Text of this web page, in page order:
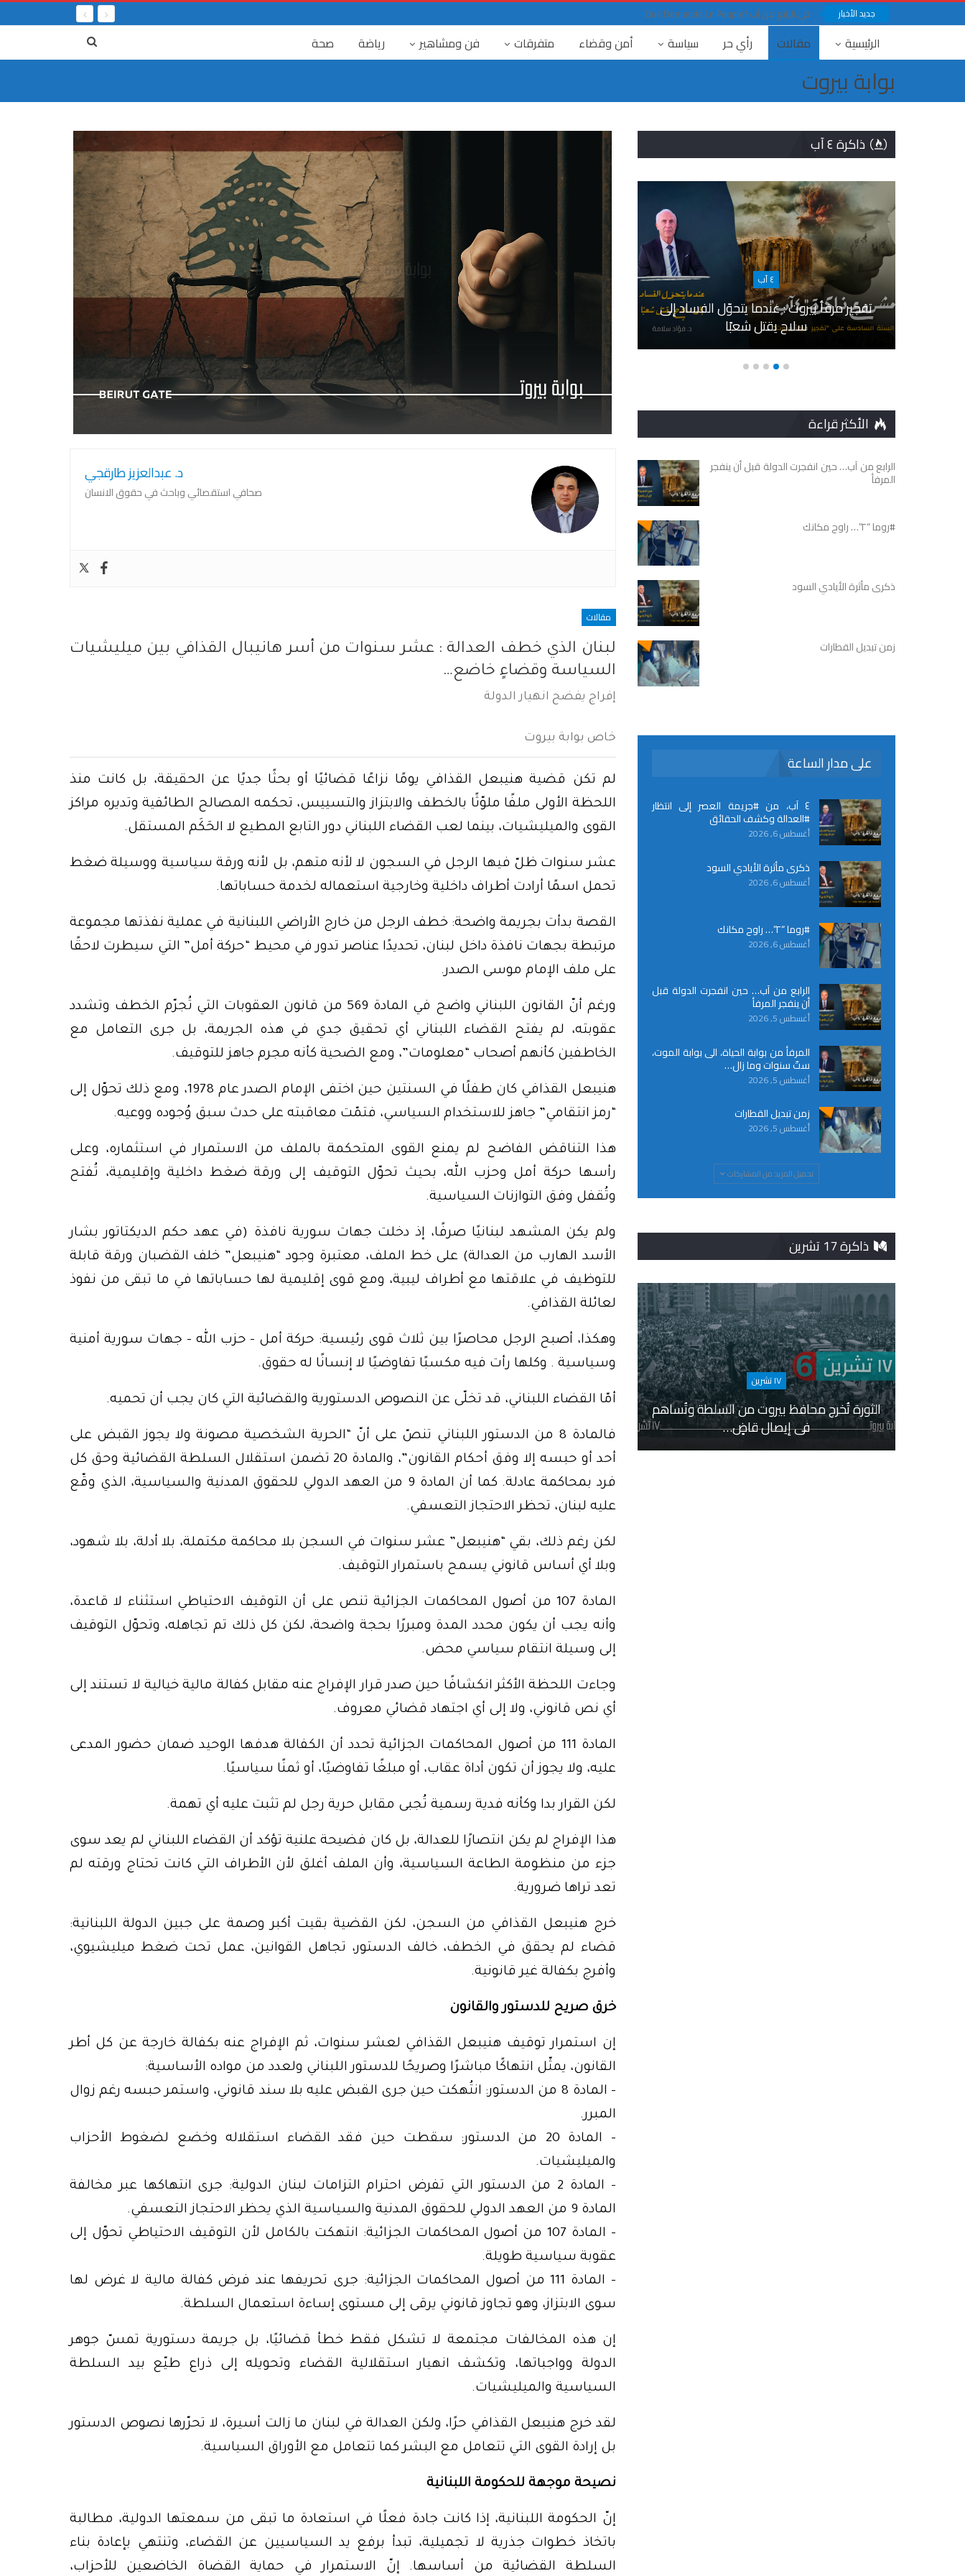
جديد الأخبار في الرابع من آب ?Que Demande Le Peuple
الرئيسية مقالات رأي حر سياسة أمن وقضاء متفرقات فن ومشاهير رياضة صحة
بوابة بيروت
د. عبدالعزيز طارقجي
صحافي استقصائي وباحث في حقوق الانسان
مقالات
لبنان الذي خطف العدالة : عشر سنوات من أسر هانيبال القذافي بين ميليشيات
السياسة وقضاءٍ خاضع…
إفراج يفضح انهيار الدولة
خاص بوابة بيروت
لم تكن قضية هنيبعل القذافي يومًا نزاعًا قضائيًا أو بحثًا جديًا عن الحقيقة، بل كانت منذ
اللحظة الأولى ملفًا ملوّثًا بالخطف والابتزاز والتسييس، تحكمه المصالح الطائفية وتديره مراكز
القوى والميليشيات، بينما لعب القضاء اللبناني دور التابع المطيع لا الحَكَم المستقل.
عشر سنوات ظلّ فيها الرجل في السجون لا لأنه متهم، بل لأنه ورقة سياسية ووسيلة ضغط
تحمل اسمًا أرادت أطراف داخلية وخارجية استعماله لخدمة حساباتها.
القصة بدأت بجريمة واضحة: خطف الرجل من خارج الأراضي اللبنانية في عملية نفذتها مجموعة
مرتبطة بجهات نافذة داخل لبنان، تحديدًا عناصر تدور في محيط “حركة أمل” التي سيطرت لاحقًا
على ملف الإمام موسى الصدر.
ورغم أنّ القانون اللبناني واضح في المادة 569 من قانون العقوبات التي تُجرّم الخطف وتشدد
عقوبته، لم يفتح القضاء اللبناني أي تحقيق جدي في هذه الجريمة، بل جرى التعامل مع
الخاطفين كأنهم أصحاب “معلومات”، ومع الضحية كأنه مجرم جاهز للتوقيف.
هنيبعل القذافي كان طفلًا في السنتين حين اختفى الإمام الصدر عام 1978، ومع ذلك تحوّل إلى
“رمز انتقامي” جاهز للاستخدام السياسي، فتمّت معاقبته على حدث سبق وُجوده ووعيه.
هذا التناقض الفاضح لم يمنع القوى المتحكمة بالملف من الاستمرار في استثماره، وعلى
رأسها حركة أمل وحزب الله، بحيث تحوّل التوقيف إلى ورقة ضغط داخلية وإقليمية، تُفتح
وتُقفل وفق التوازنات السياسية.
ولم يكن المشهد لبنانيًا صرفًا، إذ دخلت جهات سورية نافذة (في عهد حكم الديكتاتور بشار
الأسد الهارب من العدالة) على خط الملف، معتبرة وجود “هنيبعل” خلف القضبان ورقة قابلة
للتوظيف في علاقتها مع أطراف ليبية، ومع قوى إقليمية لها حساباتها في ما تبقى من نفوذ
لعائلة القذافي.
وهكذا، أصبح الرجل محاصرًا بين ثلاث قوى رئيسية: حركة أمل – حزب الله – جهات سورية أمنية
وسياسية . وكلها رأت فيه مكسبًا تفاوضيًا لا إنسانًا له حقوق.
أمّا القضاء اللبناني، قد تخلّى عن النصوص الدستورية والقضائية التي كان يجب أن تحميه.
فالمادة 8 من الدستور اللبناني تنصّ على أنّ “الحرية الشخصية مصونة ولا يجوز القبض على
أحد أو حبسه إلا وفق أحكام القانون”، والمادة 20 تضمن استقلال السلطة القضائية وحق كل
فرد بمحاكمة عادلة. كما أن المادة 9 من العهد الدولي للحقوق المدنية والسياسية، الذي وقّع
عليه لبنان، تحظر الاحتجاز التعسفي.
لكن رغم ذلك، بقي “هنيبعل” عشر سنوات في السجن بلا محاكمة مكتملة، بلا أدلة، بلا شهود،
وبلا أي أساس قانوني يسمح باستمرار التوقيف.
المادة 107 من أصول المحاكمات الجزائية تنص على أن التوقيف الاحتياطي استثناء لا قاعدة،
وأنه يجب أن يكون محدد المدة ومبررًا بحجة واضحة، لكن كل ذلك تم تجاهله، وتحوّل التوقيف
إلى وسيلة انتقام سياسي محض.
وجاءت اللحظة الأكثر انكشافًا حين صدر قرار الإفراج عنه مقابل كفالة مالية خيالية لا تستند إلى
أي نص قانوني، ولا إلى أي اجتهاد قضائي معروف.
المادة 111 من أصول المحاكمات الجزائية تحدد أن الكفالة هدفها الوحيد ضمان حضور المدعى
عليه، ولا يجوز أن تكون أداة عقاب، أو مبلغًا تفاوضيًا، أو ثمنًا سياسيًا.
لكن القرار بدا وكأنه فدية رسمية تُجبى مقابل حرية رجل لم تثبت عليه أي تهمة.
هذا الإفراج لم يكن انتصارًا للعدالة، بل كان فضيحة علنية تؤكد أن القضاء اللبناني لم يعد سوى
جزء من منظومة الطاعة السياسية، وأن الملف أغلق لأن الأطراف التي كانت تحتاج ورقته لم
تعد تراها ضرورية.
خرج هنيبعل القذافي من السجن، لكن القضية بقيت أكبر وصمة على جبين الدولة اللبنانية:
قضاء لم يحقق في الخطف، خالف الدستور، تجاهل القوانين، عمل تحت ضغط ميليشيوي،
وأفرج بكفالة غير قانونية.
خرق صريح للدستور والقانون
إن استمرار توقيف هنيبعل القذافي لعشر سنوات، ثم الإفراج عنه بكفالة خارجة عن كل أطر
القانون، يمثّل انتهاكًا مباشرًا وصريحًا للدستور اللبناني ولعدد من مواده الأساسية:
– المادة 8 من الدستور: انتُهكت حين جرى القبض عليه بلا سند قانوني، واستمر حبسه رغم زوال
المبرر.
– المادة 20 من الدستور: سقطت حين فقد القضاء استقلاله وخضع لضغوط الأحزاب
والميليشيات.
– المادة 2 من الدستور التي تفرض احترام التزامات لبنان الدولية: جرى انتهاكها عبر مخالفة
المادة 9 من العهد الدولي للحقوق المدنية والسياسية الذي يحظر الاحتجاز التعسفي.
– المادة 107 من أصول المحاكمات الجزائية: انتهكت بالكامل لأن التوقيف الاحتياطي تحوّل إلى
عقوبة سياسية طويلة.
– المادة 111 من أصول المحاكمات الجزائية: جرى تحريفها عند فرض كفالة مالية لا غرض لها
سوى الابتزاز، وهو تجاوز قانوني يرقى إلى مستوى إساءة استعمال السلطة.
إن هذه المخالفات مجتمعة لا تشكل فقط خطأ قضائيًا، بل جريمة دستورية تمسّ جوهر
الدولة وواجباتها، وتكشف انهيار استقلالية القضاء وتحويله إلى ذراع طيّع بيد السلطة
السياسية والميليشيات.
لقد خرج هنيبعل القذافي حرًا، ولكن العدالة في لبنان ما زالت أسيرة، لا تحرّرها نصوص الدستور
بل إرادة القوى التي تتعامل مع البشر كما تتعامل مع الأوراق السياسية.
نصيحة موجهة للحكومة اللبنانية
إنّ الحكومة اللبنانية، إذا كانت جادة فعلًا في استعادة ما تبقى من سمعتها الدولية، مطالبة
باتخاذ خطوات جذرية لا تجميلية، تبدأ برفع يد السياسيين عن القضاء، وتنتهي بإعادة بناء
السلطة القضائية من أساسها. إنّ الاستمرار في حماية القضاة الخاضعين للأحزاب،
ذاكرة ٤ آب
مرفأ بيروت : عندما يتحوّل الفساد إلى
سلاحٍ يقتل شعبًا نعرف الحقيقة، نريد العدالة
٤ آب
الرابع من آب… حين توقف الزمن وما زالت
العدالة تنتظر
الأكثر قراءة
الرابع من آب… حين انفجرت الدولة قبل أن ينفجر
المرفأ
#روما “٢”… راوح مكانك
ذكرى مأثرة الأيادي السود
زمن تبديل القطارات
على مدار الساعة
٤ آب، من #جريمة العصر إلى انتظار
#العدالة وكشف الحقائق
أغسطس 6, 2026
ذكرى مأثرة الأيادي السود
أغسطس 6, 2026
#روما “٢”… راوح مكانك
أغسطس 6, 2026
الرابع من آب… حين انفجرت الدولة قبل
أن ينفجر المرفأ
أغسطس 5, 2026
المرفأ من بوابة الحياة، الى بوابة الموت،
ستّ سنوات وما زال…
أغسطس 5, 2026
زمن تبديل القطارات
أغسطس 5, 2026
تحميل المزيد من المشاركات
ذاكرة 17 تشرين
١٧ تشرين
الثورة تُخرج محافظ بيروت من السلطة وتُساهم
في إيصال قاضٍ…